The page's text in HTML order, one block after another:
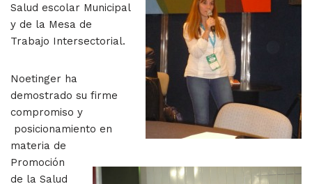
Salud escolar Municipal
y de la Mesa de
Trabajo Intersectorial.
Noetinger ha
demostrado su firme
compromiso y
posicionamiento en
materia de
Promoción
de la Salud